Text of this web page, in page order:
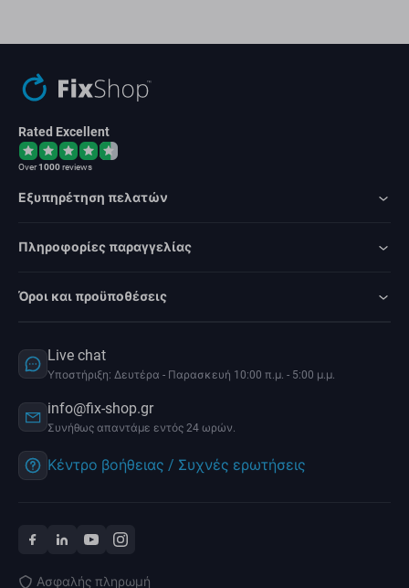
Rated Excellent
Over1000reviews
Εξυπηρέτηση πελατών
Πληροφορίες παραγγελίας
Όροι και προϋποθέσεις
Live chat
Υποστήριξη: Δευτέρα - Παρασκευή 10:00 π.μ. - 5:00 μ.μ.
info@fix-shop.gr
Συνήθως απαντάμε εντός 24 ωρών.
Κέντρο βοήθειας / Συχνές ερωτήσεις
Ασφαλής πληρωμή